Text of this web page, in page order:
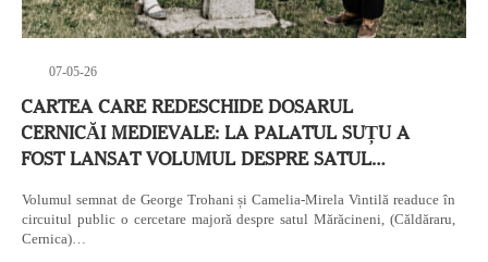
07-05-26
CARTEA CARE REDESCHIDE DOSARUL
CERNICĂI MEDIEVALE: LA PALATUL SUȚU A
FOST LANSAT VOLUMUL DESPRE SATUL…
Volumul semnat de George Trohani și Camelia-Mirela Vintilă readuce în
circuitul public o cercetare majoră despre satul Mărăcineni, (Căldăraru,
Cernica)…